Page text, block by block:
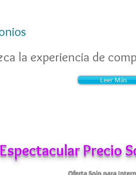
la experiencia de
Leer Más
Espectacular Precio
Oferta Solo para